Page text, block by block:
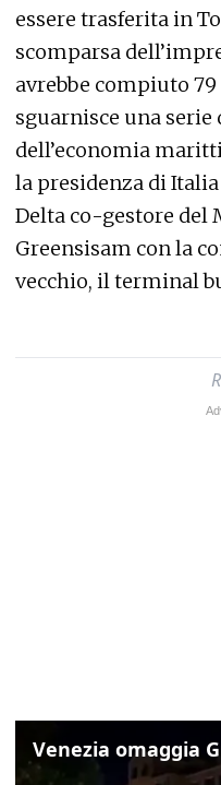
essere trasferita in
scomparsa
avrebbe compiuto
sguarnisce una
dell’economia
la presidenza di
Delta co-gestore del
Greensisam con la
vecchio, il terminal